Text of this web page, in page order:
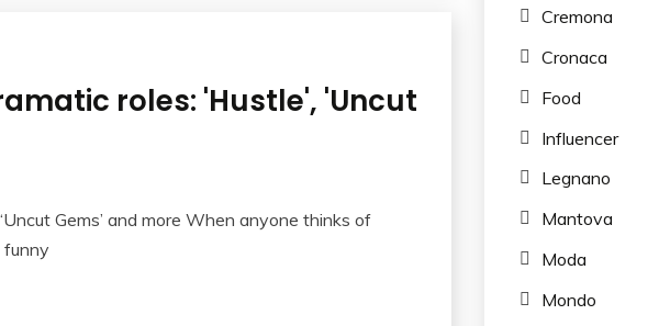
roles: 'Hustle', 'Uncut
Gems’ and more When anyone thinks of
funny
Cremona
Cronaca
Food
Influencer
Legnano
Mantova
Moda
Mondo